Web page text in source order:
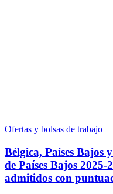
Ofertas y bolsas de trabajo
Bélgica, Países Bajos
de Países Bajos
admitidos con